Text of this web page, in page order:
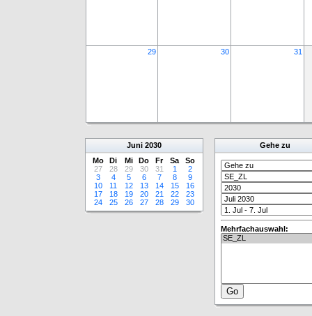
29 30 31
Juni 2030
Mo
Di Mi Do Fr Sa
So
27
28 29 30 31 1
2
3
4 5 6 7 8
9
10
11 12 13 14 15
16
17
18 19 20 21 22
23
24
25 26 27 28 29 30
Gehe zu
Mehrfachauswahl: